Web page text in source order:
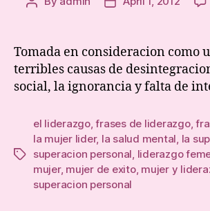
Tomada en consideracion como
terribles causas de
social, la ignorancia y falta de
Tags
el liderazgo,frases de liderazgo,
la mujer lider, la salud mental, la
superacion personal, liderazgo
mujer, mujer de exito, mujer y
superacion personal